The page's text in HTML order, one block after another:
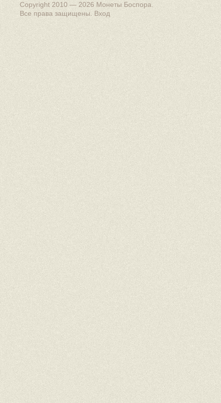
Copyright 2010 — 2026 Монеты Боспора
Все права защищены. Вход